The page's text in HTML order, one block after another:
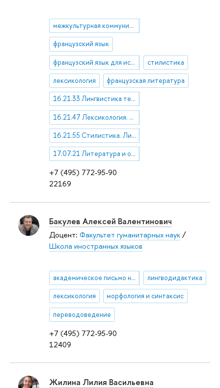
+7 (495) 772-95-90
22169
межкультурная коммуникация
французский язык
французский язык для историков стилистика
лексикология французская литература
16.21.33 Лингвистика текста
16.21.47 Лексикология. Терминоведение
16.21.55 Стилистика. Лингвистическая поэтика. Риторика
17.07.21 Литература и общество
+7 (495) 772-95-90
12409
Бакулев Алексей Валентинович
Доцент: Факультет гуманитарных наук/
Школа иностранных языков
академическое письмо на английском языке лингводидактика
лексикология морфология и синтаксис
переводоведение
Жилина Лилия Васильевна